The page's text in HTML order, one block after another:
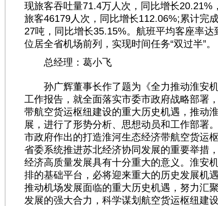
现旅客吞吐量71.4万人次，同比增长20.21%
旅客46179人次，同比增长112.06%;累计完
27吨，同比增长35.15%。航班平均客座率
位居全省机场前列，实现时间任务“双过半”。
总经理：葛小飞
孙广辉董事长作了题为《全力推动淮安
工作报告，就全面落实市委市政府战略部署
带航空货运枢纽建设的重大历史机遇，推动
展，进行了形势分析、思想动员和工作部署
市政府作出的打造淮河生态经济带航空货运
省委系统推进苏北经济协同发展的重要举措
经济高质量发展具有十分重大的意义。淮安
排的基础平台，必将迎来重大的历史发展机
推动机场发展面临的重大历史机遇，努力汇
发展的强大合力，科学谋划航空货运枢纽建